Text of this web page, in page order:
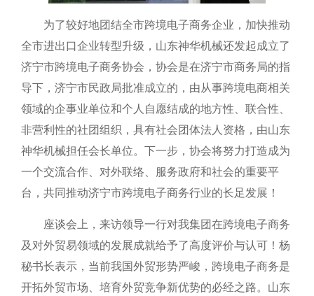
为了较好地团结全市跨境电子商务企业，加快推动
全市进出口企业转型升级，山东神华机械还发起成立了
济宁市跨境电子商务协会，协会是在济宁市商务局的指
导下，济宁市民政局批准成立的，由从事跨境电商相关
领域的企事业单位和个人自愿结成的地方性、联合性、
非营利性的社团组织，具有社会团体法人资格，由山东
神华机械担任会长单位。下一步，协会将努力打造成为
一个交流合作、对外联络、服务政府和社会的重要平
台，共同推动济宁市跨境电子商务行业的长足发展！
座谈会上，来访领导一行对我集团在跨境电子商务
及对外贸易领域的发展成就给予了高度评价与认可！杨
秘书长表示，当前我国外贸形势严峻，跨境电子商务是
开拓外贸市场、培育外贸竞争新优势的必经之路。山东